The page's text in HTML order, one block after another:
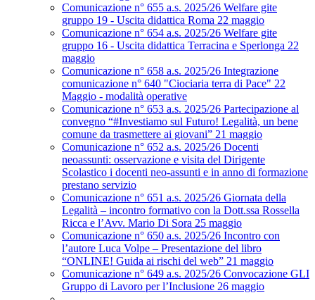
Comunicazione n° 655 a.s. 2025/26 Welfare gite
gruppo 19 - Uscita didattica Roma 22 maggio
Comunicazione n° 654 a.s. 2025/26 Welfare gite
gruppo 16 - Uscita didattica Terracina e Sperlonga 22
maggio
Comunicazione n° 658 a.s. 2025/26 Integrazione
comunicazione n° 640 "Ciociaria terra di Pace" 22
Maggio - modalità operative
Comunicazione n° 653 a.s. 2025/26 Partecipazione al
convegno “#Investiamo sul Futuro! Legalità, un bene
comune da trasmettere ai giovani” 21 maggio
Comunicazione n° 652 a.s. 2025/26 Docenti
neoassunti: osservazione e visita del Dirigente
Scolastico i docenti neo-assunti e in anno di formazione
prestano servizio
Comunicazione n° 651 a.s. 2025/26 Giornata della
Legalità – incontro formativo con la Dott.ssa Rossella
Ricca e l’Avv. Mario Di Sora 25 maggio
Comunicazione n° 650 a.s. 2025/26 Incontro con
l’autore Luca Volpe – Presentazione del libro
“ONLINE! Guida ai rischi del web” 21 maggio
Comunicazione n° 649 a.s. 2025/26 Convocazione GLI
Gruppo di Lavoro per l’Inclusione 26 maggio